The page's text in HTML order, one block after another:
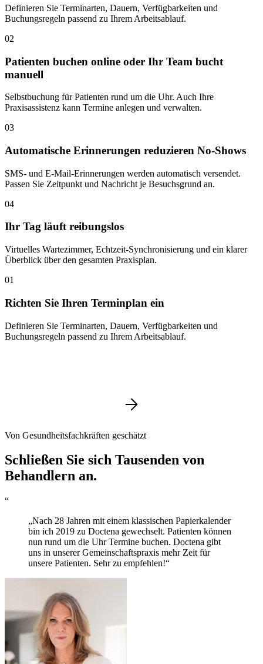
Definieren Sie Terminarten, Dauern, Verfügbarkeiten und
Buchungsregeln passend zu Ihrem Arbeitsablauf.
02
Patienten buchen online oder Ihr Team bucht
manuell
Selbstbuchung für Patienten rund um die Uhr. Auch Ihre
Praxisassistenz kann Termine anlegen und verwalten.
03
Automatische Erinnerungen reduzieren No-Shows
SMS- und E-Mail-Erinnerungen werden automatisch versendet.
Passen Sie Zeitpunkt und Nachricht je Besuchsgrund an.
04
Ihr Tag läuft reibungslos
Virtuelles Wartezimmer, Echtzeit-Synchronisierung und ein klarer
Überblick über den gesamten Praxisplan.
01
Richten Sie Ihren Terminplan ein
Definieren Sie Terminarten, Dauern, Verfügbarkeiten und
Buchungsregeln passend zu Ihrem Arbeitsablauf.
Von Gesundheitsfachkräften geschätzt
Schließen Sie sich Tausenden von
Behandlern an.
“
„Nach 28 Jahren mit einem klassischen Papierkalender
bin ich 2019 zu Doctena gewechselt. Patienten können
nun rund um die Uhr Termine buchen. Doctena gibt
uns in unserer Gemeinschaftspraxis mehr Zeit für
unsere Patienten. Sehr zu empfehlen!“